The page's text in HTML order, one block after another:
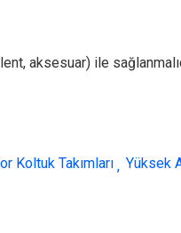
aksesuar) ile
Koltuk Takımları
Yüksek